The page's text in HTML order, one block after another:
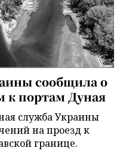
сообщила о
к портам Дуная
служба Украины
на проезд к
границе.